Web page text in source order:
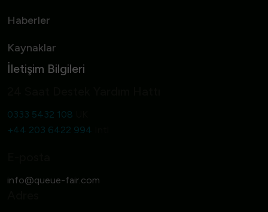
Haberler
Kaynaklar
İletişim Bilgileri
0333 5432 108
+44 203 6422 994